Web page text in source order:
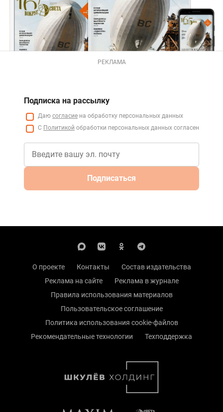
РЕКЛАМА
Подписка на рассылку
Даю согласие на обработку персональных данных
С Политикой обработки персональных данных согласен
Подписаться
О проекте Контакты
Состав издательства
Реклама на сайте
Реклама в журнале
Правила использования материалов
Пользовательское соглашение
Политика использования cookie-файлов
Рекомендательные технологии
Техподдержка